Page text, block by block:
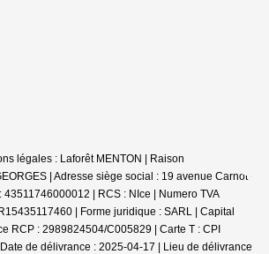
légales : Laforêt MENTON | Raison
| Adresse siège social : 19 avenue Carnot -
43511746000012 | RCS : NIce | Numero TVA
| Forme juridique : SARL | Capital
RCP : 2989824504/C005829 | Carte T : CPI
de délivrance : 2025-04-17 | Lieu de délivrance